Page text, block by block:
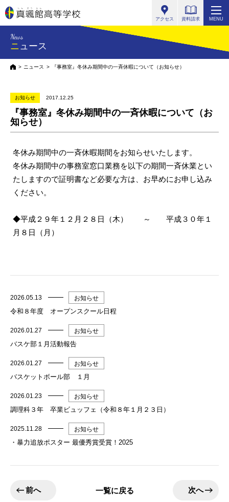
アクセス 資料請求 MENU
News
ニュース
HOMEニュース 『事務室』冬休み期間中の一斉休暇について（お知らせ）
お知らせ 2017.12.25
『事務室』冬休み期間中の一斉休暇について（お
知らせ）
冬休み期間中の一斉休暇期間をお知らせいたします。
冬休み期間中の事務室窓口業務を以下の期間一斉休業とい
たしますので証明書など必要な方は、お早めにお申し込み
ください。
◆平成２９年１２月２８日（木） ～ 平成３０年１
月８日（月）
2026.05.13 お知らせ
令和８年度 オープンスクール日程
2026.01.27 お知らせ
バスケ部１月活動報告
2026.01.27 お知らせ
バスケットボール部 １月
2026.01.23 お知らせ
調理科３年 卒業ビュッフェ（令和８年１月２３日）
2025.11.28 お知らせ
・暴力追放ポスター 最優秀賞受賞！2025
前へ 一覧に戻る 次へ